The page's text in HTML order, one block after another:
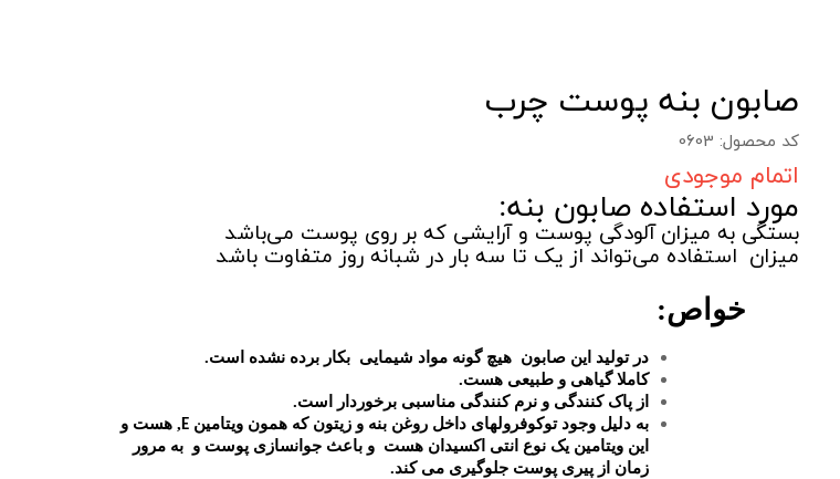
صابون بنه پوست چرب
کد محصول: 0603
اتمام موجودی
مورد استفاده صابون بنه:
بستگی به میزان آلودگیپوست وآرایشی که بر روی پوست می‌باشد
میزان استفاده میتوانداز یک تا سه بار در شبانه روز متفاوت باشد
خواص:
در تولید این صابون هیچ گونه مواد شیمایی بکار برده نشده است.
کاملا گیاهی و طبیعی هست.
از پاک کنندگی و نرم کنندگی مناسبی برخوردار است.
به دلیل وجود توکوفرولهای داخل روغن بنه و زیتون که همون ویتامینE, هست و
این ویتامین یک نوع انتی اکسیدان هست و باعث جوانسازی پوست و به مرور
زمان از پیری پوست جلوگیری می کند.